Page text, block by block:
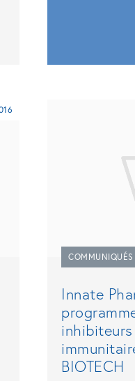
COMMUNIQUÉS
Innate
BIOTECH